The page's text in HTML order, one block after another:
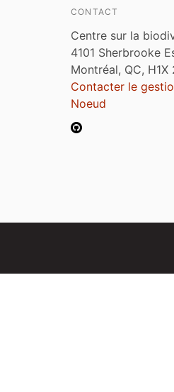
CONTACT
Centre sur la
4101 Sherbrooke
Montréal, QC, H1X
Contacter le
Noeud